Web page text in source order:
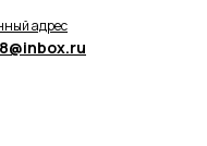
адрес